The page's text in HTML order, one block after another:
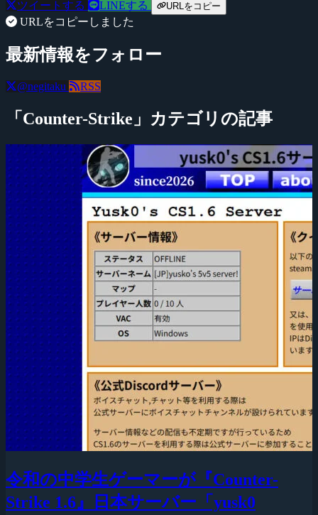
ツイートする LINEする URLをコピー
URLをコピーしました
最新情報をフォロー
@negitaku RSS
「Counter-Strike」カテゴリの記事
令和の中学生ゲーマーが『Counter-
Strike 1.6』日本サーバー「yusk0